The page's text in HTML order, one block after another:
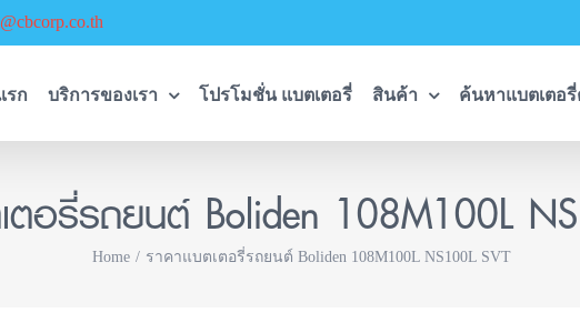
รก บริการของเรา โปรโมชั่น แบตเตอรี่ สินค้า ค้นหาแบตเตอ
ตอรี่รถยนต์ Boliden 108M100L
Home ราคาแบตเตอรี่รถยนต์ Boliden 108M100L NS100L SVT